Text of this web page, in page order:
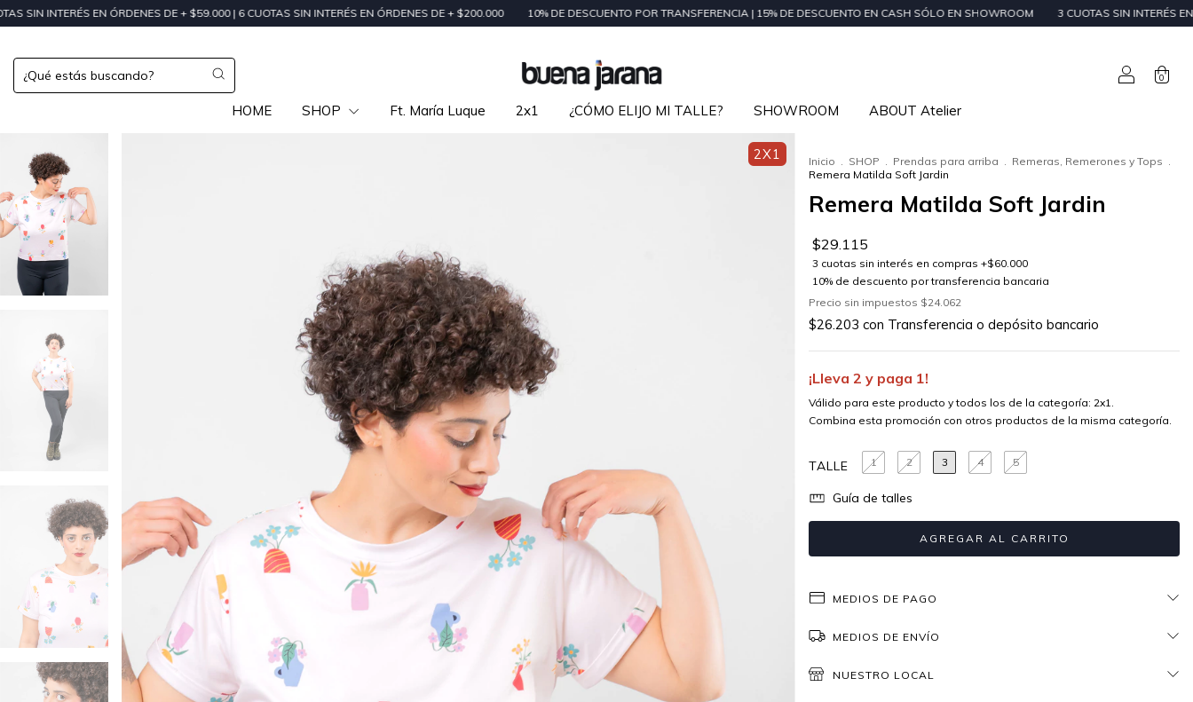
ÓRDENES DE + $59.000 | 6 CUOTAS SIN INTERÉS EN ÓRDENES DE + $200.000 10% DE DESCUENTO POR TRANSFERENCIA | 15% DE DESCUENTO EN CASH SÓLO EN SHOWROOM 3 CUOTAS SIN INTERÉS EN ÓRDENES DE +
0
HOME SHOP Ft. María Luque 2x1 ¿CÓMO ELIJO MI TALLE? SHOWROOM ABOUT Atelier
2X1 Inicio . SHOP . Prendas para arriba . Remeras, Remerones y Tops .
Remera Matilda Soft Jardin
Remera Matilda Soft Jardin
$29.115
Precio sin impuestos $24.062
$26.203 con Transferencia o depósito bancario
¡Lleva 2 y paga 1!
Válido para este producto y todos los de la categoría: 2x1.
Combina esta promoción con otros productos de la misma categoría.
TALLE 1 2 3 4 5
Guía de talles
MEDIOS DE PAGO
MEDIOS DE ENVÍO
NUESTRO LOCAL